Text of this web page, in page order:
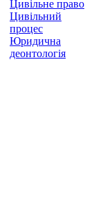
Цивільне право
Цивільний
процес
Юридична
деонтологія